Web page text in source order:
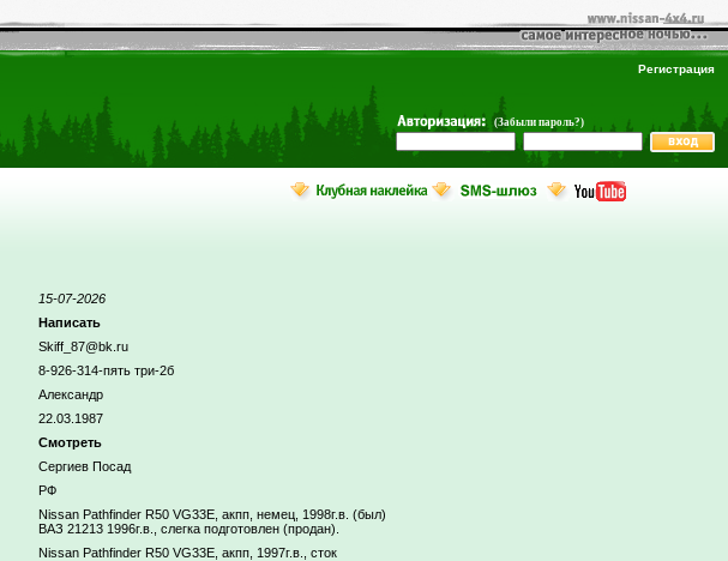
Регистрация
(Забыли пароль?)
15-07-2026
Написать
Skiff_87@bk.ru
8-926-314-пять три-2б
Александр
22.03.1987
Смотреть
Сергиев Посад
РФ
Nissan Pathfinder R50 VG33E, акпп, немец, 1998г.в. (был)
ВАЗ 21213 1996г.в., слегка подготовлен (продан).
Nissan Pathfinder R50 VG33E, акпп, 1997г.в., сток